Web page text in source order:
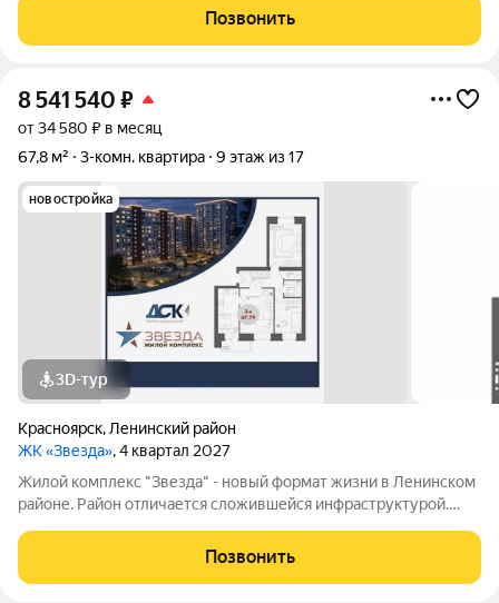
адресу город Красноярск, улица Айвазовского, 25. Дом
построен в 1955 году и окружён приятной
Позвонить
8 541 540 ₽
от 34 580 ₽ в месяц
67,8 м²
3-комн. квартира 9 этаж из 17
новостройка
3D-тур
Красноярск, Ленинский район
ЖК «Звезда», 4 квартал 2027
Жилой комплекс "Звезда" - новый формат жизни в Ленинском
районе. Район отличается сложившейся инфраструктурой.
большой парк с одноименным названием. Развита
транспортная и дорожная сети. Есть
Позвонить